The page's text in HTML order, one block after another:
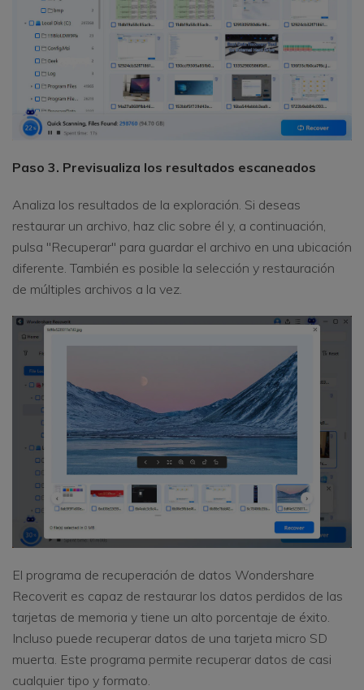
Paso 3. Previsualiza los resultados escaneados
Analiza los resultados de la exploración. Si deseas
restaurar un archivo, haz clic sobre él y, a continuación,
pulsa "Recuperar" para guardar el archivo en una ubicación
diferente. También es posible la selección y restauración
de múltiples archivos a la vez.
El programa de recuperación de datos Wondershare
Recoverit es capaz de restaurar los datos perdidos de las
tarjetas de memoria y tiene un alto porcentaje de éxito.
Incluso puede recuperar datos de una tarjeta micro SD
muerta. Este programa permite recuperar datos de casi
cualquier tipo y formato.